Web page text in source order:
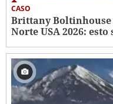
CASO
Brittany Boltinhouse
Norte USA 2026: